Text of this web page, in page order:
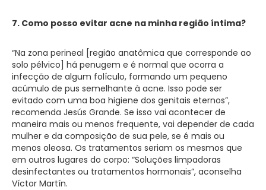
7. Como posso evitar acne na minha região íntima?
“Na zona perineal [região anatômica que corresponde ao
solo pélvico] há penugem e é normal que ocorra a
infecção de algum folículo, formando um pequeno
acúmulo de pus semelhante à acne. Isso pode ser
evitado com uma boa higiene dos genitais eternos”,
recomenda Jesús Grande. Se isso vai acontecer de
maneira mais ou menos frequente, vai depender de cada
mulher e da composição de sua pele, se é mais ou
menos oleosa. Os tratamentos seriam os mesmos que
em outros lugares do corpo: “Soluções limpadoras
desinfectantes ou tratamentos hormonais”, aconselha
Víctor Martín.